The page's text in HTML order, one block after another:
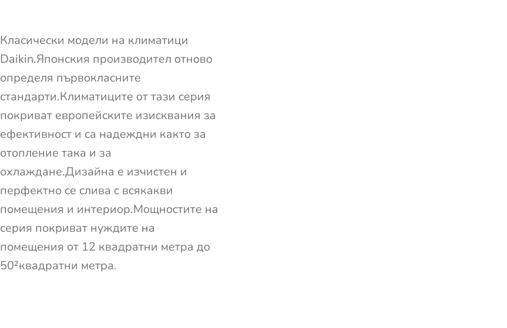
Класически модели на климатици
Daikin.Японския производител отново
определя първокласните
стандарти.Климатиците от тази серия
покриват европейските изисквания за
ефективност и са надеждни както за
отопление така и за
охлаждане.Дизайна е изчистен и
перфектно се слива с всякакви
помещения и интериор.Мощностите на
серия покриват нуждите на
помещения от 12 квадратни метра до
50²квадратни метра.